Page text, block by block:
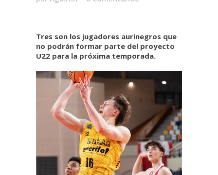
Tres son los jugadores aurinegros que
no podrán formar parte del proyecto
U22 para la próxima temporada.